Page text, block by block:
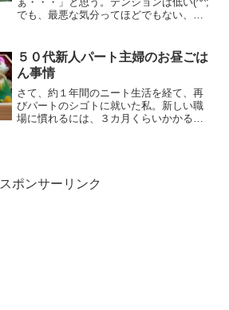
でも、最悪な気分ってほどでもない、こ
えめにいってジゴクだったと思う(^^;どん
な地獄絵図だ...
５０代新人パート主婦のお昼ごは
ん事情
さて、約１年間のニート生活を経て、再
びパートのシゴトに就いた私。新しい職
場に慣れるには、３カ月くらいかかるの
スポンサーリンク